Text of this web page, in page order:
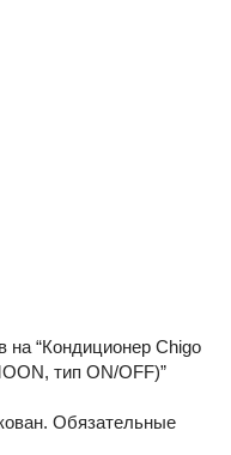
на “Кондиционер Chigo
тип ON/OFF)”
Обязательные